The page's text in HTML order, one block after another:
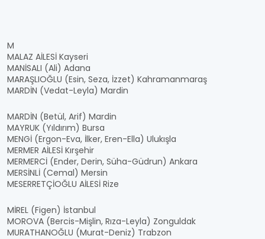
M
MALAZ AİLESİ Kayseri
MANİSALI (Ali) Adana
MARAŞLIOĞLU (Esin, Seza, İzzet) Kahramanmaraş
MARDİN (Vedat-Leyla) Mardin
MARDİN (Betül, Arif) Mardin
MAYRUK (Yıldırım) Bursa
MENGİ (Ergon-Eva, İlker, Eren-Ella) Ulukışla
MERMER AİLESİ Kırşehir
MERMERCİ (Ender, Derin, Süha-Güdrun) Ankara
MERSİNLİ (Cemal) Mersin
MESERRETÇİOĞLU AİLESİ Rize
MİREL (Figen) İstanbul
MOROVA (Bercis-Mişlin, Rıza-Leyla) Zonguldak
MURATHANOĞLU (Murat-Deniz) Trabzon